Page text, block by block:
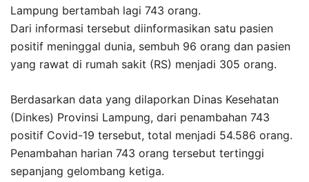
Lampung bertambah lagi 743 orang.
Dari informasi tersebut diinformasikan satu pasien
positif meninggal dunia, sembuh 96 orang dan pasien
yang rawat di rumah sakit (RS) menjadi 305 orang.
Berdasarkan data yang dilaporkan Dinas Kesehatan
(Dinkes) Provinsi Lampung, dari penambahan 743
positif Covid-19 tersebut, total menjadi 54.586 orang.
Penambahan harian 743 orang tersebut tertinggi
sepanjang gelombang ketiga.